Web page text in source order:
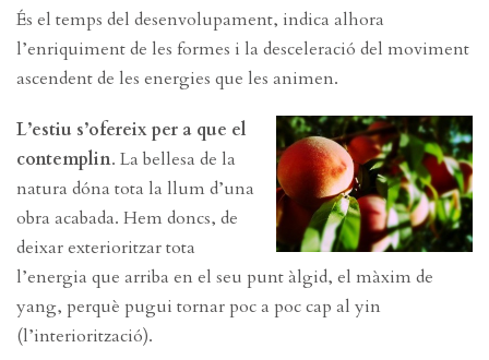
És el temps del desenvolupament, indica alhora
l’enriquiment de les formes i la desceleració del moviment
ascendent de les energies que les animen.
L’estiu s’ofereix per a que el
contemplin. La bellesa de la
natura dóna tota la llum d’una
obra acabada. Hem doncs, de
deixar exterioritzar tota
l’energia que arriba en el seu punt àlgid, el màxim de
yang, perquè pugui tornar poc a poc cap al yin
(l’interiorització).